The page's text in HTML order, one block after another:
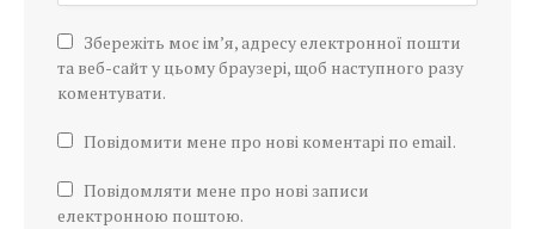
Збережіть моє ім’я, адресу електронної пошти
та веб-сайт у цьому браузері, щоб наступного разу
коментувати.
Повідомити мене про нові коментарі по email.
Повідомляти мене про нові записи
електронною поштою.